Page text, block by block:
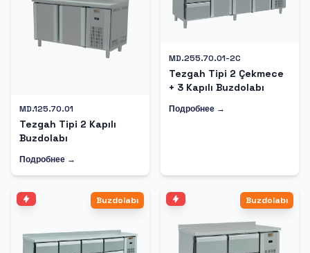
MD.125.70.01
Tezgah Tipi 2 Kapılı
Buzdolabı
Подробнее →
MD.255.70.01-2C
Tezgah Tipi 2 Çekmece
+ 3 Kapılı Buzdolabı
Подробнее →
Buzdolabı Buzdolabı